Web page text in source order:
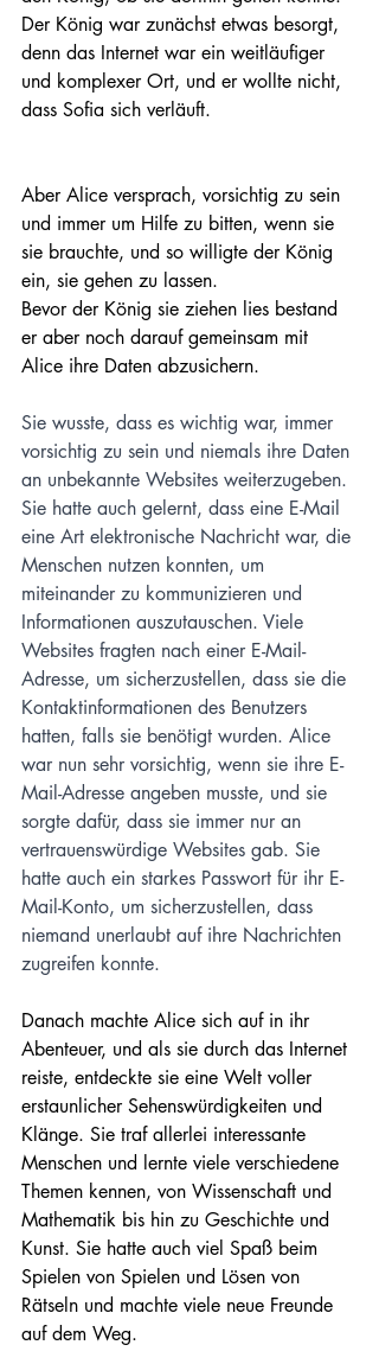
Der König war zunächst etwas besorgt,
denn das Internet war ein weitläufiger
und komplexer Ort, und er wollte nicht,
dass Sofia sich verläuft.
Aber Alice versprach, vorsichtig zu sein
und immer um Hilfe zu bitten, wenn sie
sie brauchte, und so willigte der König
ein, sie gehen zu lassen.
Bevor der König sie ziehen lies bestand
er aber noch darauf gemeinsam mit
Alice ihre Daten abzusichern.
Sie wusste, dass es wichtig war, immer
vorsichtig zu sein und niemals ihre Daten
an unbekannte Websites weiterzugeben.
Sie hatte auch gelernt, dass eine E-Mail
eine Art elektronische Nachricht war, die
Menschen nutzen konnten, um
miteinander zu kommunizieren und
Informationen auszutauschen. Viele
Websites fragten nach einer E-Mail-
Adresse, um sicherzustellen, dass sie die
Kontaktinformationen des Benutzers
hatten, falls sie benötigt wurden. Alice
war nun sehr vorsichtig, wenn sie ihre E-
Mail-Adresse angeben musste, und sie
sorgte dafür, dass sie immer nur an
vertrauenswürdige Websites gab. Sie
hatte auch ein starkes Passwort für ihr E-
Mail-Konto, um sicherzustellen, dass
niemand unerlaubt auf ihre Nachrichten
zugreifen konnte.
Danach machte Alice sich auf in ihr
Abenteuer, und als sie durch das Internet
reiste, entdeckte sie eine Welt voller
erstaunlicher Sehenswürdigkeiten und
Klänge. Sie traf allerlei interessante
Menschen und lernte viele verschiedene
Themen kennen, von Wissenschaft und
Mathematik bis hin zu Geschichte und
Kunst. Sie hatte auch viel Spaß beim
Spielen von Spielen und Lösen von
Rätseln und machte viele neue Freunde
auf dem Weg.